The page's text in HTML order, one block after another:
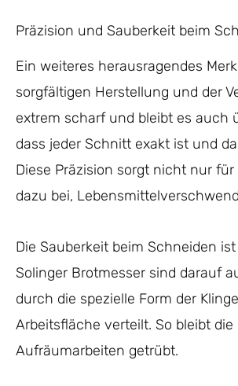
Präzision und Sauberkeit beim
Ein weiteres herausragendes
sorgfältigen Herstellung und der
extrem scharf und bleibt es auch
dass jeder Schnitt exakt ist und
Diese Präzision sorgt nicht nur
dazu bei,
Die Sauberkeit beim Schneiden
Solinger Brotmesser sind darauf
durch die spezielle Form der
Arbeitsfläche verteilt. So bleibt
Aufräumarbeiten getrübt.